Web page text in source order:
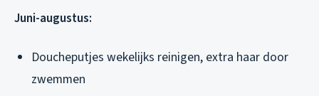
Juni-augustus:
Doucheputjes wekelijks reinigen, extra haar door
zwemmen